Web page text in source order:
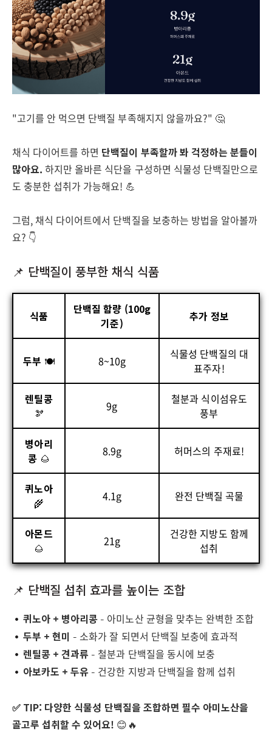
"고기를 안 먹으면 단백질 부족해지지 않을까요?" 🤔
채식 다이어트를 하면 단백질이 부족할까 봐 걱정하는 분들이
많아요. 하지만 올바른 식단을 구성하면 식물성 단백질만으로
도 충분한 섭취가 가능해요! 💪
그럼, 채식 다이어트에서 단백질을 보충하는 방법을 알아볼까
요? 👇
📌 단백질이 풍부한 채식 식품
식품
단백질 함량 (100g
기준)
추가 정보
두부 🍽️ 8~10g
식물성 단백질의 대
표주자!
렌틸콩
🫘
9g
철분과 식이섬유도
풍부
병아리
콩 🌰 8.9g 허머스의 주재료!
퀴노아
🌾
4.1g 완전 단백질 곡물
아몬드
🌰
21g
건강한 지방도 함께
섭취
📌 단백질 섭취 효과를 높이는 조합
퀴노아 + 병아리콩 – 아미노산 균형을 맞추는 완벽한 조합
두부 + 현미 – 소화가 잘 되면서 단백질 보충에 효과적
렌틸콩 + 견과류 – 철분과 단백질을 동시에 보충
아보카도 + 두유 – 건강한 지방과 단백질을 함께 섭취
✅ TIP: 다양한 식물성 단백질을 조합하면 필수 아미노산을
골고루 섭취할 수 있어요! 😊🔥